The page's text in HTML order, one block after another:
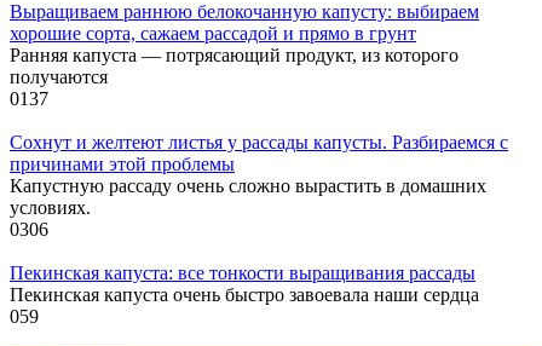
Выращиваем раннюю белокочанную капусту: выбираем
хорошие сорта, сажаем рассадой и прямо в грунт
Ранняя капуста — потрясающий продукт, из которого
получаются
0137
Сохнут и желтеют листья у рассады капусты. Разбираемся с
причинами этой проблемы
Капустную рассаду очень сложно вырастить в домашних
условиях.
0306
Пекинская капуста: все тонкости выращивания рассады
Пекинская капуста очень быстро завоевала наши сердца
059